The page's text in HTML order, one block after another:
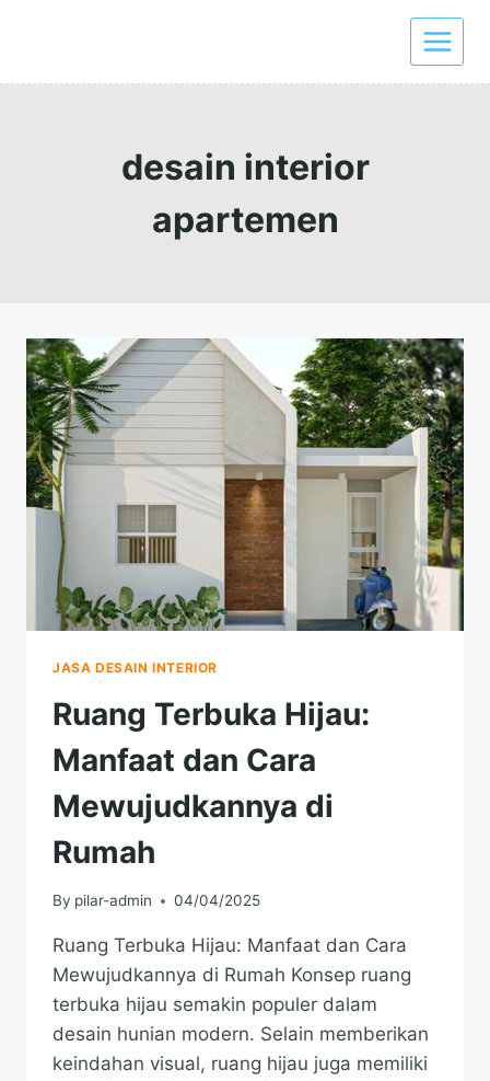
desain interior
apartemen
JASA DESAIN INTERIOR
Ruang Terbuka Hijau:
Manfaat dan Cara
Mewujudkannya di
Rumah
By pilar-admin 04/04/2025
Ruang Terbuka Hijau: Manfaat dan Cara
Mewujudkannya di Rumah Konsep ruang
terbuka hijau semakin populer dalam
desain hunian modern. Selain memberikan
keindahan visual, ruang hijau juga memiliki